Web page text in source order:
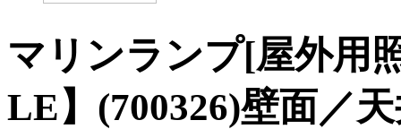
マリンランプ[屋外用
LE】(700326)壁面／